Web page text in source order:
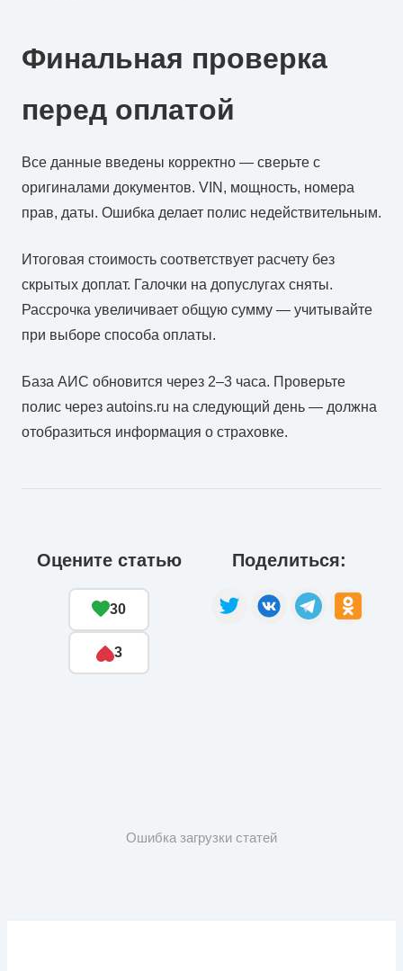
Финальная проверка
перед оплатой
Все данные введены корректно — сверьте с
оригиналами документов. VIN, мощность, номера
прав, даты. Ошибка делает полис недействительным.
Итоговая стоимость соответствует расчету без
скрытых доплат. Галочки на допуслугах сняты.
Рассрочка увеличивает общую сумму — учитывайте
при выборе способа оплаты.
База АИС обновится через 2–3 часа. Проверьте
полис через autoins.ru на следующий день — должна
отобразиться информация о страховке.
Оцените статью
30
3
Поделиться:
Ошибка загрузки статей